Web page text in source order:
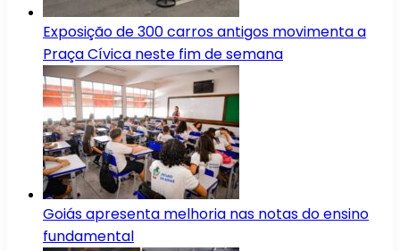
Exposição de 300 carros antigos movimenta a
Praça Cívica neste fim de semana
Goiás apresenta melhoria nas notas do ensino
fundamental